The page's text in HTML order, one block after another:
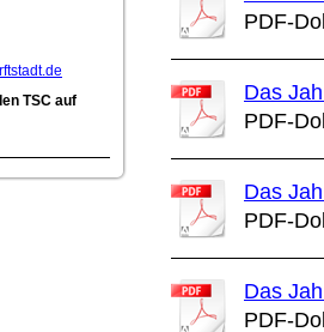
TSC auf
PDF-
Das
PDF-
Das
PDF-
Das
PDF-